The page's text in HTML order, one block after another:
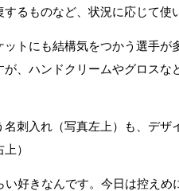
るものなど、状況に応じて使
トにも結構気をつかう選手が
、ハンドクリームやグロスな
刺入れ（写真左上）も、デザ
）
好きなんです。今日は控え